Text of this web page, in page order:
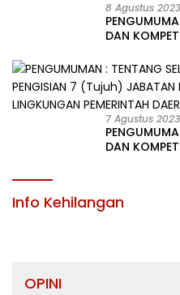
8 Agustus 2023
DAN
KABUPATEN
7 Agustus 2023
DAN
Info Kehilangan
OPINI